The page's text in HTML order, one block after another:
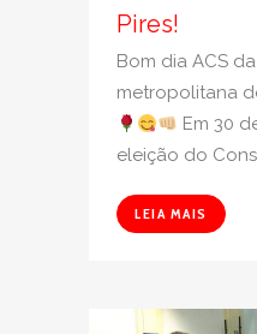
Pires!
Bom dia ACS
metropolitana
Em 30
eleição do
LEIA MAIS